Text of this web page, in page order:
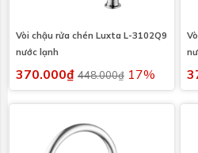
Vòi chậu rửa chén Luxta L-3102Q9
nước lạnh
370.000₫ 448.000₫ 17%